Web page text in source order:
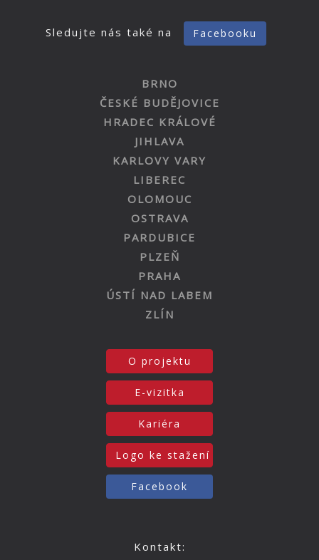
Sledujte nás také na Facebooku
BRNO
ČESKÉ BUDĚJOVICE
HRADEC KRÁLOVÉ
JIHLAVA
KARLOVY VARY
LIBEREC
OLOMOUC
OSTRAVA
PARDUBICE
PLZEŇ
PRAHA
ÚSTÍ NAD LABEM
ZLÍN
O projektu
E-vizitka
Kariéra
Logo ke stažení
Facebook
Kontakt: